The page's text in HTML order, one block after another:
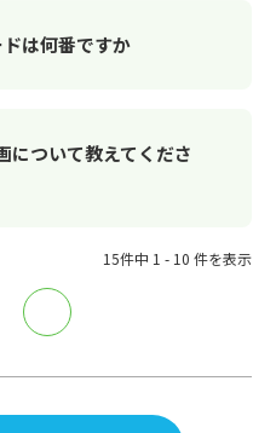
は何番ですか
について教えてくださ
15件中 1 - 10 件を表示